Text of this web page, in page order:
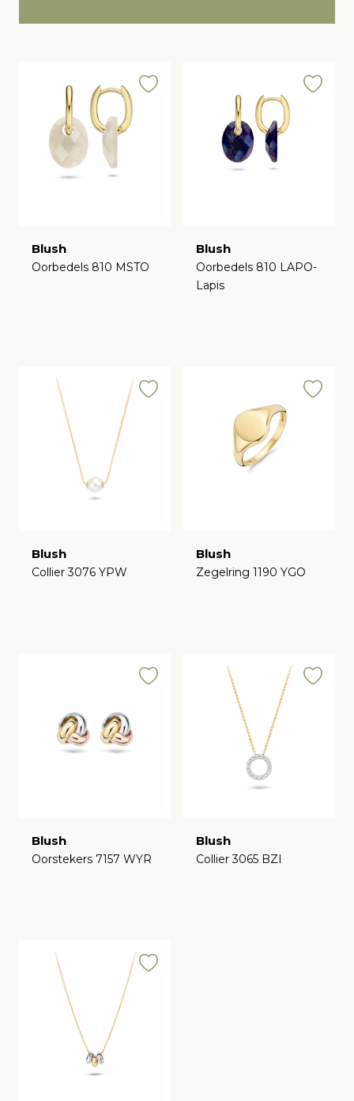
Blush
Oorbedels 810 MSTO
Blush
Oorbedels 810 LAPO-
Lapis
Blush
Collier 3076 YPW
Blush
Zegelring 1190 YGO
Blush
Oorstekers 7157 WYR
Blush
Collier 3065 BZI